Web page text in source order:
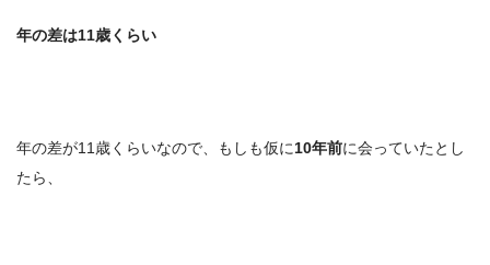
年の差は11歳くらい
年の差が11歳くらいなので、もしも仮に10年前に会っていたとし
たら、